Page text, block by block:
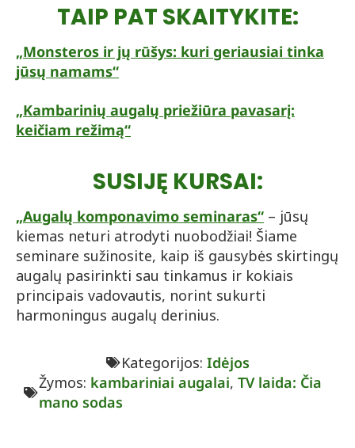
TAIP PAT SKAITYKITE:
„Monsteros ir jų rūšys: kuri geriausiai tinka
jūsų namams“
„Kambarinių augalų priežiūra pavasarį:
keičiam režimą“
SUSIJĘ KURSAI:
„Augalų komponavimo seminaras“ – jūsų
kiemas neturi atrodyti nuobodžiai! Šiame
seminare sužinosite, kaip iš gausybės skirtingų
augalų pasirinkti sau tinkamus ir kokiais
principais vadovautis, norint sukurti
harmoningus augalų derinius.
Kategorijos: Idėjos
Žymos: kambariniai augalai, TV laida: Čia
mano sodas